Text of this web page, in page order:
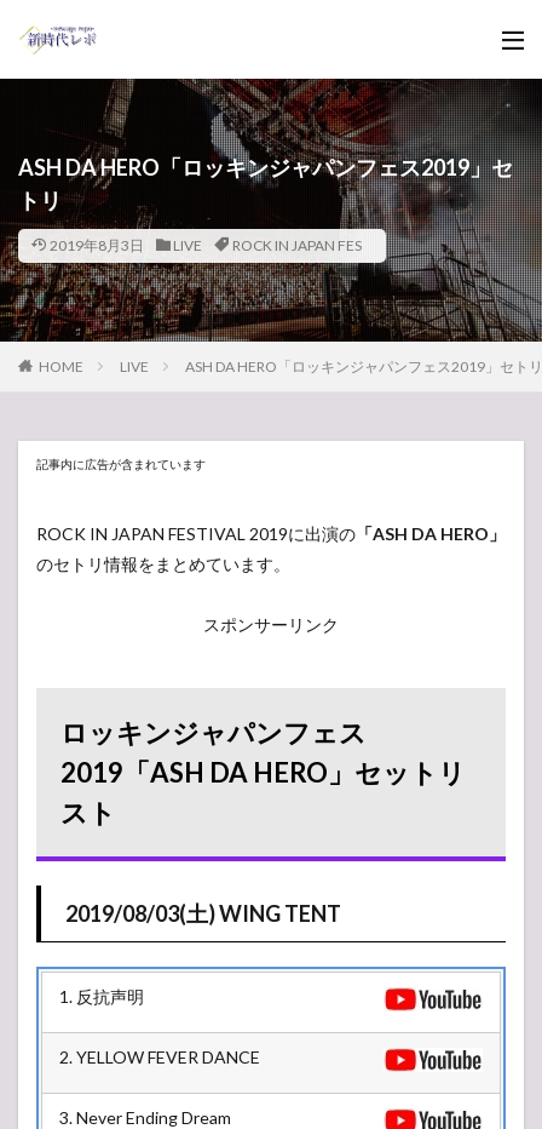
ASH DA HERO「ロッキンジャパンフェス2019」セ
トリ
2019年8月3日 LIVE ROCK IN JAPAN FES
HOME LIVE ASH DA HERO「ロッキンジャパンフェス2019」セトリ
記事内に広告が含まれています
ROCK IN JAPAN FESTIVAL 2019に出演の 「ASH DA HERO」
のセトリ情報をまとめています。
スポンサーリンク
ロッキンジャパンフェス
2019「ASH DA HERO」セットリ
スト
2019/08/03(土) WING TENT
1. 反抗声明
2. YELLOW FEVER DANCE
3. Never Ending Dream